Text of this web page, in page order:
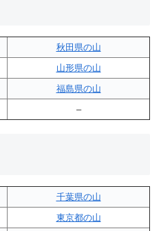
秋田県の山
山形県の山
福島県の山
–
千葉県の山
東京都の山